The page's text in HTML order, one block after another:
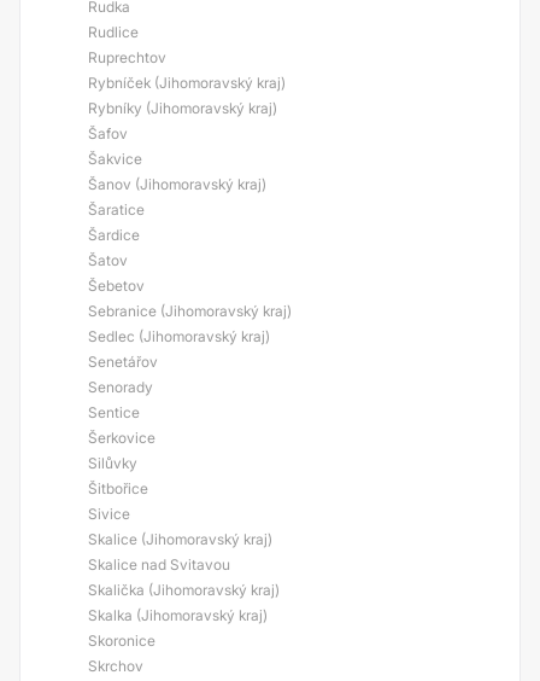
Rudka
Rudlice
Ruprechtov
Rybníček (Jihomoravský kraj)
Rybníky (Jihomoravský kraj)
Šafov
Šakvice
Šanov (Jihomoravský kraj)
Šaratice
Šardice
Šatov
Šebetov
Sebranice (Jihomoravský kraj)
Sedlec (Jihomoravský kraj)
Senetářov
Senorady
Sentice
Šerkovice
Silůvky
Šitbořice
Sivice
Skalice (Jihomoravský kraj)
Skalice nad Svitavou
Skalička (Jihomoravský kraj)
Skalka (Jihomoravský kraj)
Skoronice
Skrchov